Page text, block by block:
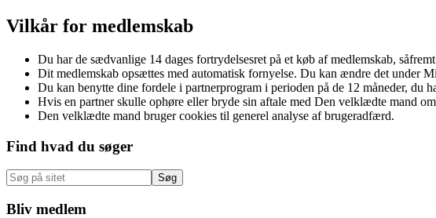
Vilkår for medlemskab
Du har de sædvanlige 14 dages fortrydelsesret på et køb af medlemskab,
Dit medlemskab opsættes med automatisk fornyelse. Du kan ændre det under
Du kan benytte dine fordele i partnerprogram i perioden på de 12 måneder, du
Hvis en partner skulle ophøre eller bryde sin aftale med Den velklædte mand
Den velklædte mand bruger cookies til generel analyse af brugeradfærd.
Primær
Sidebar
Find hvad du søger
Søg
på
sitet
Bliv medlem